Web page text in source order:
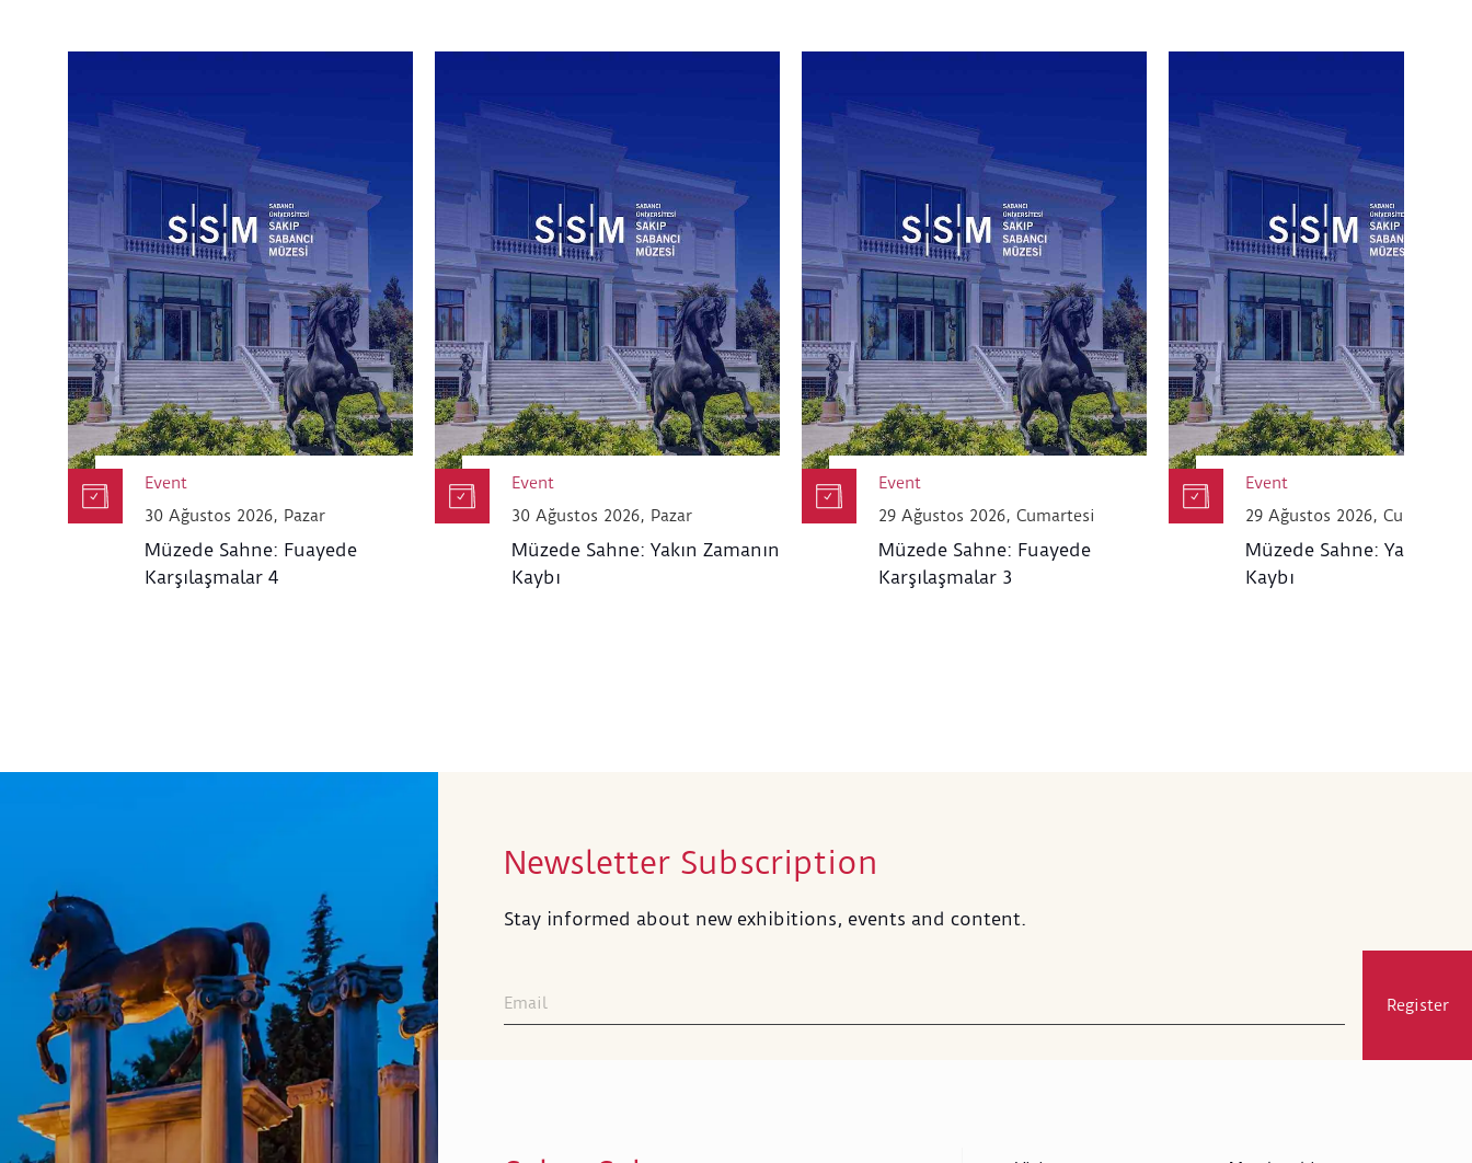
Event
30 Ağustos 2026, Pazar
Müzede Sahne: Fuayede
Karşılaşmalar 4
Event
30 Ağustos 2026, Pazar
Müzede Sahne: Yakın Zamanın
Kaybı
Event
29 Ağustos 2026, Cumartesi
Müzede Sahne: Fuayede
Karşılaşmalar 3
Event
29 Ağustos 2026, Cumartesi
Müzede Sahne: Yakın
Kaybı
Newsletter Subscription
Stay informed about new exhibitions, events and content.
Register